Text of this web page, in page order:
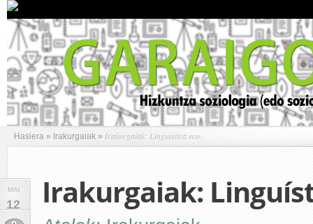
Hasiera » Irakurgaiak » Irakurgaiak: Linguística eco-
MAI
12
Irakurgaiak: